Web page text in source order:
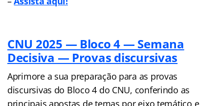
CNU 2025 — Bloco 4 — Semana
Decisiva — Provas discursivas
Aprimore a sua preparação para as provas
discursivas do Bloco 4 do CNU, conferindo as
principais apostas de temas por eixo temático e